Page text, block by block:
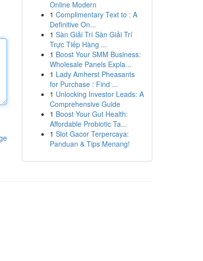
Online Modern
1 Complimentary Text to : A
Definitive On...
1 Sàn Giải Trí Sàn Giải Trí
Trực Tiếp Hàng ...
1 Boost Your SMM Business:
Wholesale Panels Expla...
1 Lady Amherst Pheasants
for Purchase : Find ...
1 Unlocking Investor Leads: A
Comprehensive Guide
1 Boost Your Gut Health:
Affordable Probiotic Ta...
1 Slot Gacor Terpercaya:
Panduan & Tips Menang!